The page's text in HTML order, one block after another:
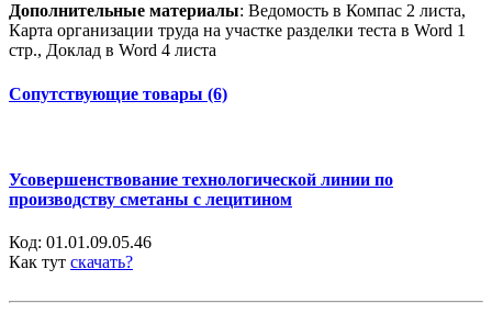
Дополнительные материалы: Ведомость в Компас 2 листа,
Карта организации труда на участке разделки теста в Word 1
стр., Доклад в Word 4 листа
Сопутствующие товары (6)
Усовершенствование технологической линии по
производству сметаны с лецитином
Код: 01.01.09.05.46
Как тут скачать?